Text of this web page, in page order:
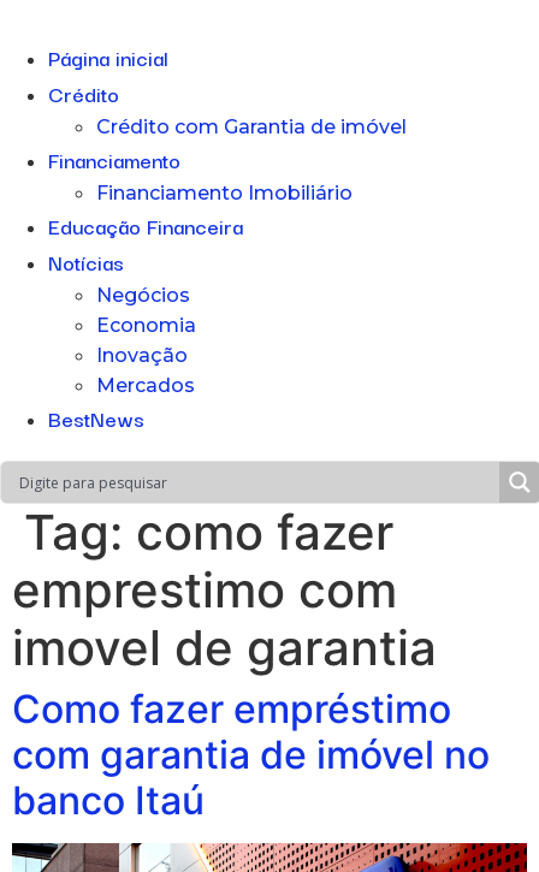
Página inicial
Crédito
Crédito com Garantia de imóvel
Financiamento
Financiamento Imobiliário
Educação Financeira
Notícias
Negócios
Economia
Inovação
Mercados
BestNews
Tag: como fazer
emprestimo com
imovel de garantia
Como fazer empréstimo
com garantia de imóvel no
banco Itaú